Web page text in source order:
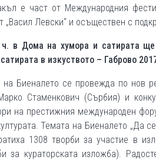
е част от Международния
„Васил Левски“ и осъществен с
в Дома на хумора и сатирата
в изкуството – Габрово
на Биеналето се провежда по нов
Стаменкович (Сърбия) и
на престижния международен
Темата на Биеналето
1308 творби за участие в
за кураторската изложба).